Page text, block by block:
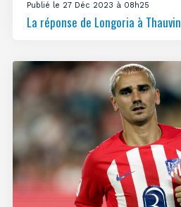
Publié le 27 Déc 2023 à 08h25
La réponse de Longoria à Thauvin